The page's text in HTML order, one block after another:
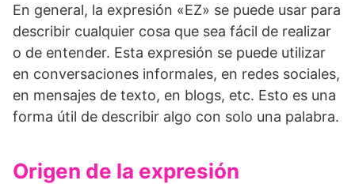
En general, la expresión «EZ» se puede usar para
describir cualquier cosa que sea fácil de realizar
o de entender. Esta expresión se puede utilizar
en conversaciones informales, en redes sociales,
en mensajes de texto, en blogs, etc. Esto es una
forma útil de describir algo con solo una palabra.
Origen de la expresión